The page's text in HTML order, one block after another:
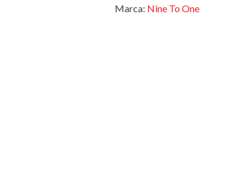
Marca: Nine To One